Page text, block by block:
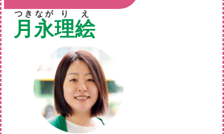
月
つき
永
なが
理
り
絵
え